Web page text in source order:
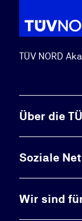
TÜV NORD
Über die
Soziale
Wir sind